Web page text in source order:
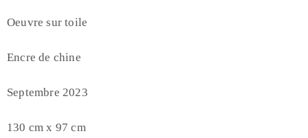
Oeuvre sur toile
Encre de chine
Septembre 2023
130 cm x 97 cm